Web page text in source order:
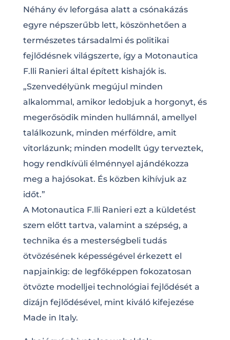
Néhány év leforgása alatt a csónakázás
egyre népszerűbb lett, köszönhetően a
természetes társadalmi és politikai
fejlődésnek világszerte, így a Motonautica
F.lli Ranieri által épített kishajók is.
„Szenvedélyünk megújul minden
alkalommal, amikor ledobjuk a horgonyt, és
megerősödik minden hullámnál, amellyel
találkozunk, minden mérföldre, amit
vitorlázunk; minden modellt úgy terveztek,
hogy rendkívüli élménnyel ajándékozza
meg a hajósokat. És közben kihívjuk az
időt.”
A Motonautica F.lli Ranieri ezt a küldetést
szem előtt tartva, valamint a szépség, a
technika és a mesterségbeli tudás
ötvözésének képességével érkezett el
napjainkig: de legfőképpen fokozatosan
ötvözte modelljei technológiai fejlődését a
dizájn fejlődésével, mint kiváló kifejezése
Made in Italy.